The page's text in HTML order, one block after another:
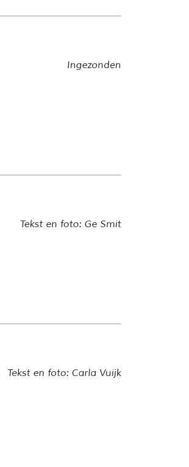
Ingezonden
Tekst en foto: Ge Smit
Tekst en foto: Carla Vuijk